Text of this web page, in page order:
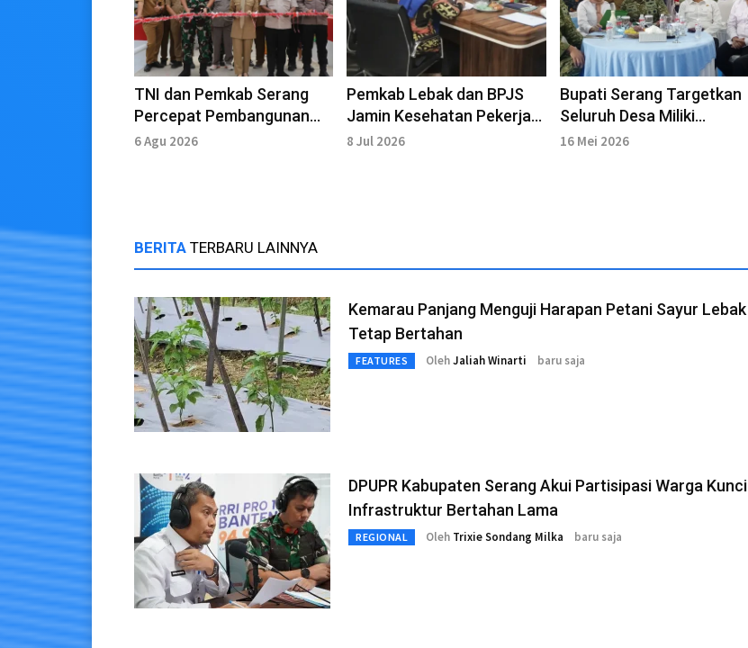
TNI dan Pemkab Serang
Percepat Pembangunan
Infrastruktur Desa
6 Agu 2026
Pemkab Lebak dan BPJS
Jamin Kesehatan Pekerja
Dapur MBG
8 Jul 2026
Bupati Serang Targetkan
Seluruh Desa Miliki
Koperasi Merah Putih
16 Mei 2026
BERITA TERBARU LAINNYA
Kemarau Panjang Menguji Harapan Petani Sayur Lebak
Tetap Bertahan
FEATURES OlehJaliah Winarti baru saja
DPUPR Kabupaten Serang Akui Partisipasi Warga Kunci
Infrastruktur Bertahan Lama
REGIONAL Oleh Trixie Sondang Milka baru saja